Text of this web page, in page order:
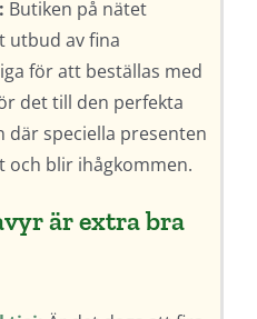
Butiken på nätet
utbud av fina
för att beställas med
det till den perfekta
speciella presenten
och blir ihågkommen.
är extra bra